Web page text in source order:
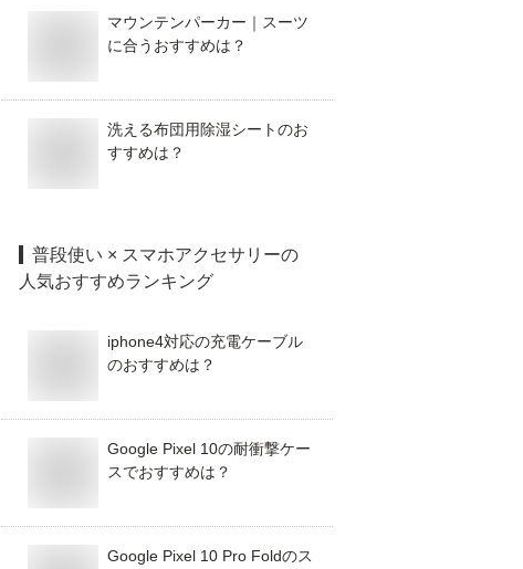
めの季節感のある
トのおすすめを教
えて！
受付中
外出先から会話で
きの家庭用カメラ
受付中
老犬の徘徊対策に
は？
マウンテンパーカー｜スーツ
に合うおすすめは？
洗える布団用除湿シートのお
すすめは？
普段使い × スマホアクセサリーの
人気おすすめランキング
iphone4対応の充電ケーブル
のおすすめは？
Google Pixel 10の耐衝撃ケー
スでおすすめは？
Google Pixel 10 Pro Foldのス